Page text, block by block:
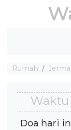
Rumah
Waktu
Doa hari